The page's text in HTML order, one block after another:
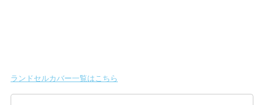
ランドセルカバー一覧はこちら